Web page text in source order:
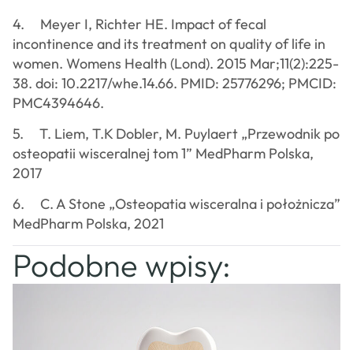
4. Meyer I, Richter HE. Impact of fecal
incontinence and its treatment on quality of life in
women. Womens Health (Lond). 2015 Mar;11(2):225-
38. doi: 10.2217/whe.14.66. PMID: 25776296; PMCID:
PMC4394646.
5. T. Liem, T.K Dobler, M. Puylaert „Przewodnik po
osteopatii wisceralnej tom 1” MedPharm Polska,
2017
6. C. A Stone „Osteopatia wisceralna i położnicza”
MedPharm Polska, 2021
Podobne wpisy: